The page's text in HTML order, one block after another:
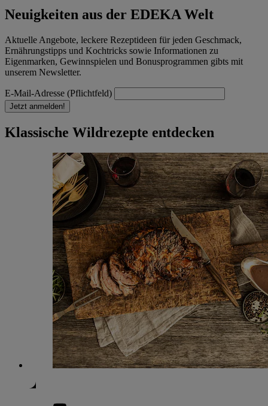
Neuigkeiten aus der EDEKA Welt
Aktuelle Angebote, leckere Rezeptideen für jeden Geschmack,
Ernährungstipps und Kochtricks sowie Informationen zu
Eigenmarken, Gewinnspielen und Bonusprogrammen gibts mit
unserem Newsletter.
E-Mail-Adresse (Pflichtfeld)
Jetzt anmelden!
Klassische Wildrezepte entdecken